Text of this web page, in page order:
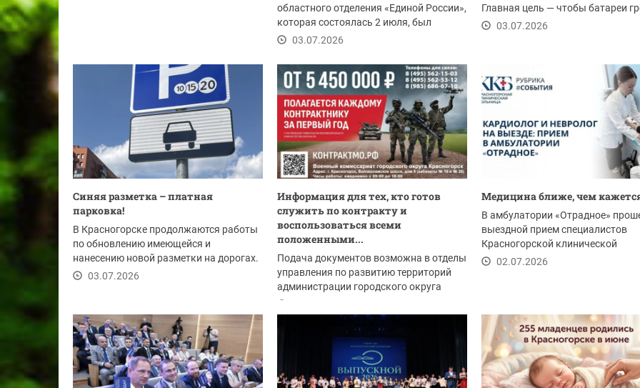
областного отделения «Единой России»,
которая состоялась 2 июля, был
утвержден список...
03.07.2026
Главная цель — чтобы батареи
стабильно, а...
03.07.2026
Синяя разметка – платная
парковка!
В Красногорске продолжаются работы
по обновлению имеющейся и
нанесению новой разметки на дорогах.
Одна из точек, где...
03.07.2026
Информация для тех, кто готов
служить по контракту и
воспользоваться всеми
положенными...
Подача документов возможна в отделы
управления по развитию территорий
администрации городского округа
Красногорск:
Медицина ближе, чем
В амбулатории «Отрадное»
выездной прием специалистов
Красногорской клинической
больницы - и он получился...
02.07.2026